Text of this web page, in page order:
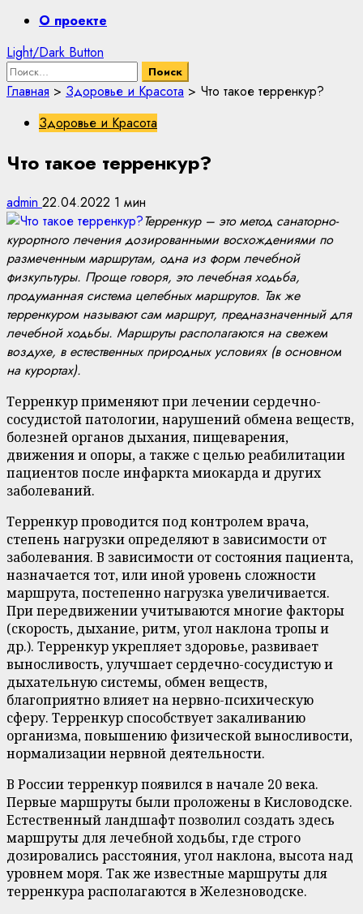
PrimaryО проекте
Light/Dark Button
Найти:
Главная > Здоровье и Красота > Что такое терренкур?
Здоровье и Красота
Что такое терренкур?
admin 22.04.2022 1 мин
Терренкур – это метод санаторно-
курортного лечения дозированными восхождениями по
размеченным маршрутам, одна из форм лечебной
физкультуры. Проще говоря, это лечебная ходьба,
продуманная система целебных маршрутов. Так же
терренкуром называют сам маршрут, предназначенный для
лечебной ходьбы. Маршруты располагаются на свежем
воздухе, в естественных природных условиях (в основном
на курортах).
Терренкур применяют при лечении сердечно-
сосудистой патологии, нарушений обмена веществ,
болезней органов дыхания, пищеварения,
движения и опоры, а также с целью реабилитации
пациентов после инфаркта миокарда и других
заболеваний.
Терренкур проводится под контролем врача,
степень нагрузки определяют в зависимости от
заболевания. В зависимости от состояния пациента,
назначается тот, или иной уровень сложности
маршрута, постепенно нагрузка увеличивается.
При передвижении учитываются многие факторы
(скорость, дыхание, ритм, угол наклона тропы и
др.). Терренкур укрепляет здоровье, развивает
выносливость, улучшает сердечно-сосудистую и
дыхательную системы, обмен веществ,
благоприятно влияет на нервно-психическую
сферу. Терренкур способствует закаливанию
организма, повышению физической выносливости,
нормализации нервной деятельности.
В России терренкур появился в начале 20 века.
Первые маршруты были проложены в Кисловодске.
Естественный ландшафт позволил создать здесь
маршруты для лечебной ходьбы, где строго
дозировались расстояния, угол наклона, высота над
уровнем моря. Так же известные маршруты для
терренкура располагаются в Железноводске.